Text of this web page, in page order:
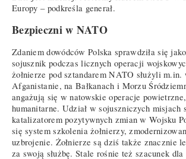
Europy – podkreśla generał.
Bezpieczni w NATO
Zdaniem dowódców Polska sprawdziła się
sojusznik podczas licznych operacji
żołnierze pod sztandarem NATO służyli
Afganistanie, na Bałkanach i Morzu
angażują się w natowskie operacje
humanitarne. Udział w sojuszniczych misjach
katalizatorem pozytywnych zmian w Wojsku
się system szkolenia żołnierzy,
uzbrojenie. Żołnierze są dziś także znacznie
za swoją służbę. Stale rośnie też szacunek dla